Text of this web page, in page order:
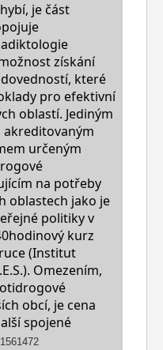
je část
získání
které
pro efektivní
oblastí. Jediným
určeným
na potřeby
oblastech jako je
politiky v
kurz
(Institut
Omezením,
obcí, je cena
spojené